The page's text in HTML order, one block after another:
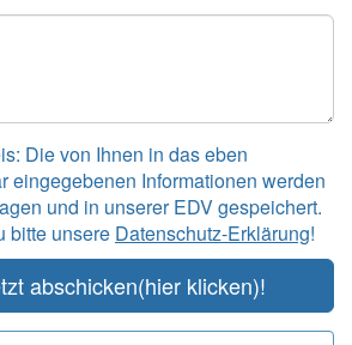
Die von Ihnen in das eben
eingegebenen Informationen werden
und in unserer EDV gespeichert.
bitte unsere Datenschutz-Erklärung!
abschicken(hier klicken)!